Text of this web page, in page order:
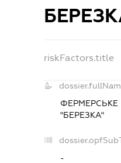
riskFactors.title
"БЕРЕЗКА"
-